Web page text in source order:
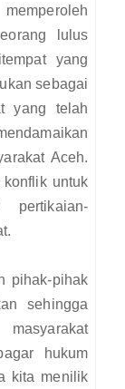
lulus
yang
sebagai
yang telah
Aceh.
untuk
pertikaian-
pihak-pihak
sehingga
hukum
kita menilik